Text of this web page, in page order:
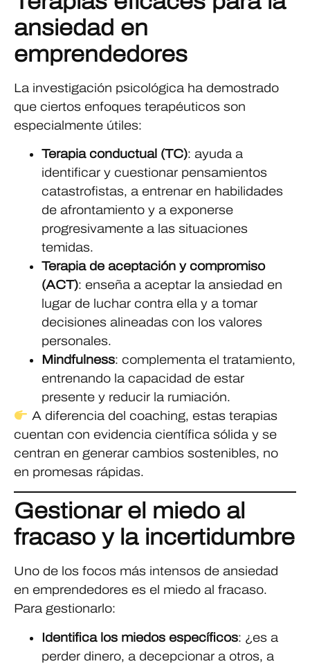
ansiedad en
emprendedores
La investigación psicológica ha demostrado
que ciertos enfoques terapéuticos son
especialmente útiles:
Terapia conductual (TC): ayuda a
identificar y cuestionar pensamientos
catastrofistas, a entrenar en habilidades
de afrontamiento y a exponerse
progresivamente a las situaciones
temidas.
Terapia de aceptación y compromiso
(ACT): enseña a aceptar la ansiedad en
lugar de luchar contra ella y a tomar
decisiones alineadas con los valores
personales.
Mindfulness: complementa el tratamiento,
entrenando la capacidad de estar
presente y reducir la rumiación.
A diferencia del coaching, estas terapias
cuentan con evidencia científica sólida y se
centran en generar cambios sostenibles, no
en promesas rápidas.
Gestionar el miedo al
fracaso y la incertidumbre
Uno de los focos más intensos de ansiedad
en emprendedores es el miedo al fracaso.
Para gestionarlo:
Identifica los miedos específicos: ¿es a
perder dinero, a decepcionar a otros, a